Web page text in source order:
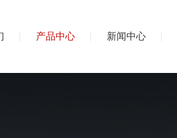
产品中心 新闻中心